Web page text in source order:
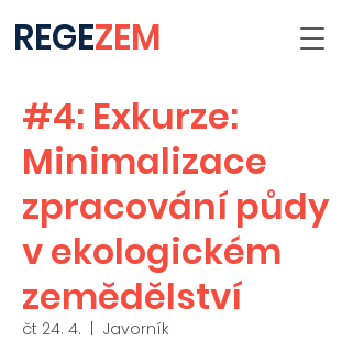
REGEZEM
#4: Exkurze:
Minimalizace
zpracování půdy
v ekologickém
zemědělství
čt 24. 4. Javorník